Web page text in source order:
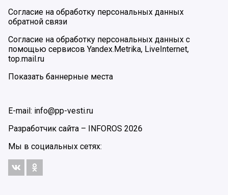
Согласие на обработку персональных данных
обратной связи
Согласие на обработку персональных данных с
помощью сервисов Yandex.Metrika, LiveInternet,
top.mail.ru
Показать баннерные места
E-mail: info@pp-vesti.ru
Разработчик сайта –
INFOROS 2026
Мы в социальных сетях: